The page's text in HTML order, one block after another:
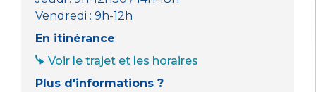
Vendredi : 9h-12h
En itinérance
Voir le trajet et les horaires
Plus d'informations ?